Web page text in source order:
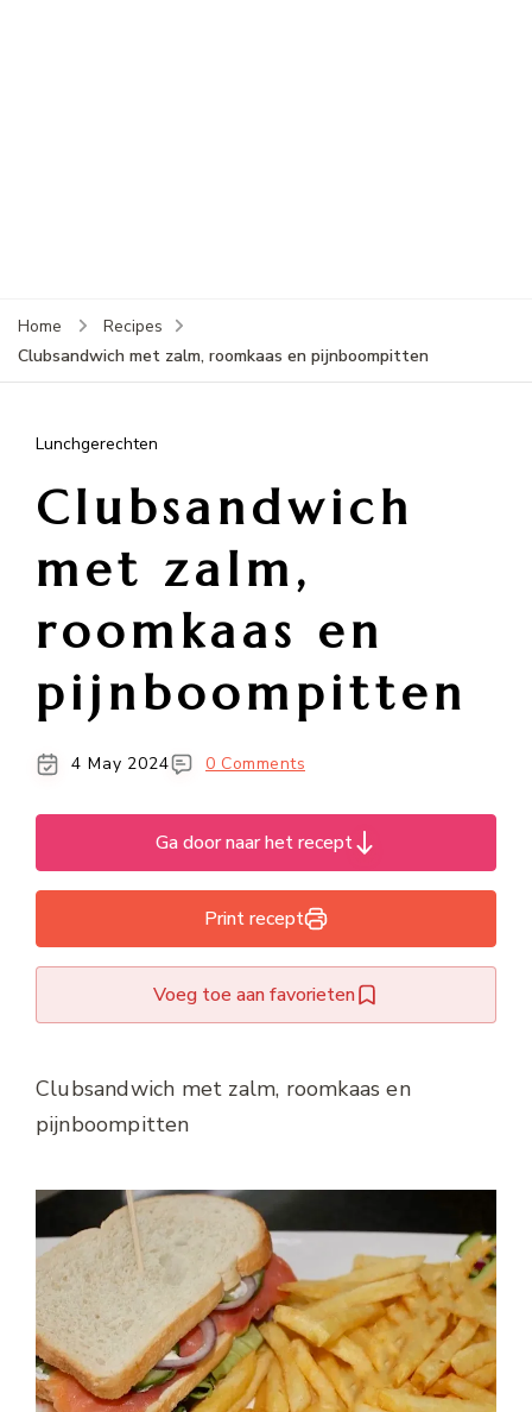
Home
Recipes
Clubsandwich met zalm, roomkaas en pijnboompitten
Lunchgerechten
Clubsandwich
met zalm,
roomkaas en
pijnboompitten
4 May 2024 0 Comments
Ga door naar het recept
Print recept
Voeg toe aan favorieten
Clubsandwich met zalm, roomkaas en
pijnboompitten